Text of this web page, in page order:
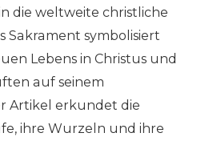
die weltweite christliche
Sakrament symbolisiert
Lebens in Christus und
auf seinem
Artikel erkundet die
ihre Wurzeln und ihre